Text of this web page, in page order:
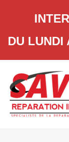
DU LUNDI
content